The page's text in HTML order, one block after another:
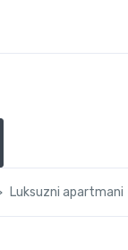
Luksuzni apartmani